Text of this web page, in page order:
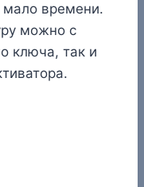
мало времени.
можно с
ключа, так и